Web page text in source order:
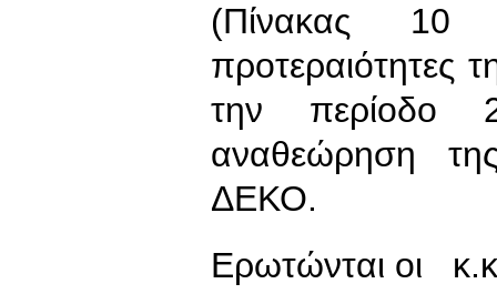
(Πίνακας
προτεραιότητες
την περίοδο
αναθεώρηση
ΔΕΚΟ.
Ερωτώνται οι